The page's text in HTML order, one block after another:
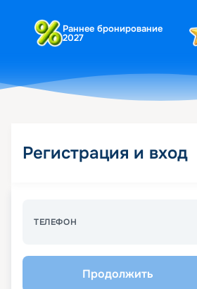
Раннее бронирование
2027
Регистрация и вход
ТЕЛЕФОН
Продолжить
Популярные